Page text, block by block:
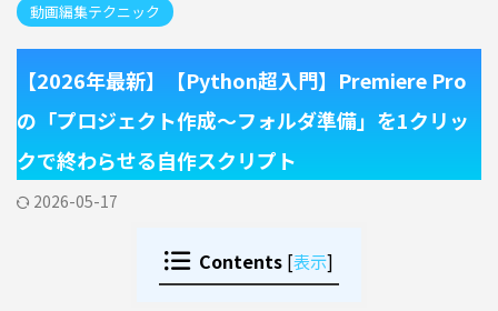
動画編集テクニック
【2026年最新】【Python超入門】Premiere Pro
の「プロジェクト作成〜フォルダ準備」を1クリッ
クで終わらせる自作スクリプト
2026-05-17
Contents [表示]